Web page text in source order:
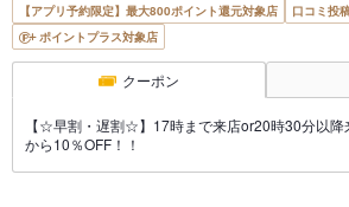
【アプリ予約限定】最大800ポイント還元対象店
口コミ投
ポイントプラス対象店
クーポン
【☆早割・遅割☆】17時まで来店or20時30分以降
から10％OFF！！